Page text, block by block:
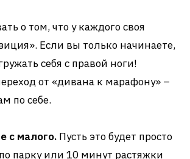
о том, что у каждого своя
Если вы только начинаете,
себя с правой ноги!
от «дивана к марафону» –
по себе.
с малого. Пусть это будет просто
парку или 10 минут растяжки